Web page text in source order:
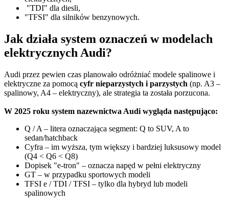
"TDI" dla diesli,
"TFSI" dla silników benzynowych.
Jak działa system oznaczeń w modelach
elektrycznych Audi?
Audi przez pewien czas planowało odróżniać modele spalinowe i
elektryczne za pomocą cyfr nieparzystych i parzystych (np. A3 –
spalinowy, A4 – elektryczny), ale strategia ta została porzucona.
W 2025 roku system nazewnictwa Audi wygląda następująco:
Q / A – litera oznaczająca segment: Q to SUV, A to
sedan/hatchback
Cyfra – im wyższa, tym większy i bardziej luksusowy model
(Q4 < Q6 < Q8)
Dopisek "e-tron" – oznacza napęd w pełni elektryczny
GT – w przypadku sportowych modeli
TFSI e / TDI / TFSI – tylko dla hybryd lub modeli
spalinowych